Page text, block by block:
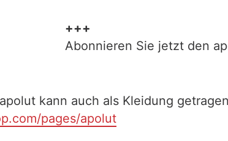
+++
Abonnieren Sie jetzt den
kann auch als Kleidung
pages/apolut